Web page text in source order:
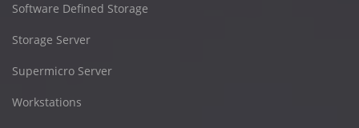
Software Defined Storage
Storage Server
Supermicro Server
Workstations